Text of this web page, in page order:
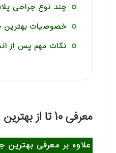
چند نوع جراحی
خصوصیات بهترین
نکات مهم پس از
معرفی 10 تا از بهترین پزشکان فوق تخصص جراحی پلاستیک ایران
علاوه بر معرفیبهترین